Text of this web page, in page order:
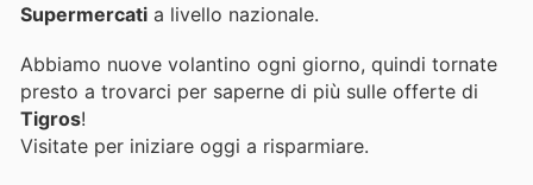
Supermercati a livello nazionale.
Abbiamo nuove volantino ogni giorno, quindi tornate
presto a trovarci per saperne di più sulle offerte di
Tigros!
Visitate per iniziare oggi a risparmiare.